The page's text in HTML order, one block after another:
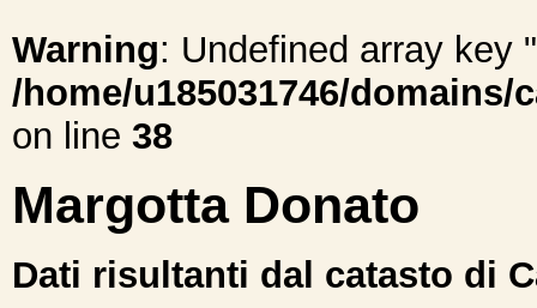
Warning: Undefined array key
/home/u185031746/
on line 38
Margotta Donato
Dati risultanti dal catasto di